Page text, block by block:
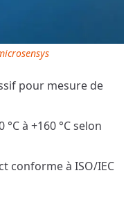
pour mesure de
à +160 °C selon
conforme à ISO/IEC